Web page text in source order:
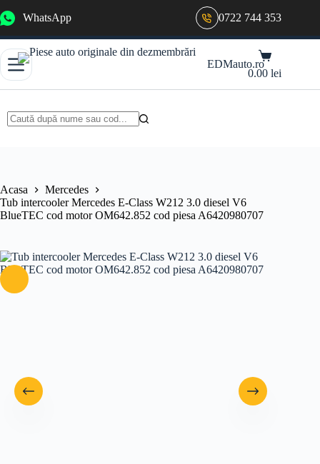
la
WhatsApp 0722 744 353
EDMauto.ro
Coș
de
cumpărături
0.00lei
Acasa
Mercedes
Tub intercooler Mercedes E-Class W212 3.0 diesel V6
BlueTEC cod motor OM642.852 cod piesa A6420980707